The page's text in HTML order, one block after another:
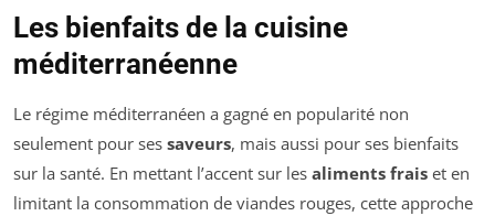
Les bienfaits de la cuisine
méditerranéenne
Le régime méditerranéen a gagné en popularité non
seulement pour ses saveurs, mais aussi pour ses bienfaits
sur la santé. En mettant l’accent sur les aliments frais et en
limitant la consommation de viandes rouges, cette approche